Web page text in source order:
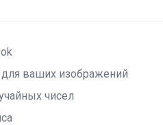
ваших изображений
чисел